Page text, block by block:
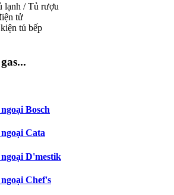
lạnh / Tủ rượu
tử
tủ bếp
Bosch
Cata
D'mestik
Chef's